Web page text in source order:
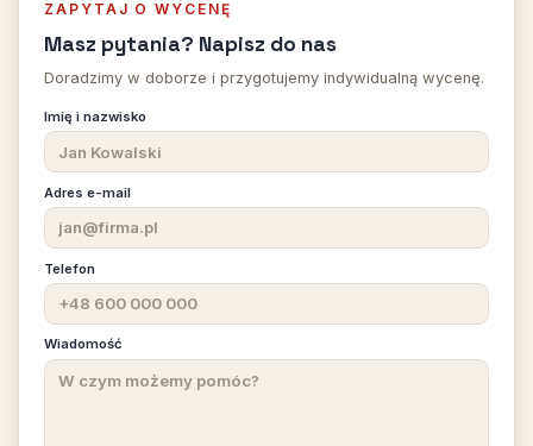
ZAPYTAJ O WYCENĘ
Masz pytania? Napisz do nas
Doradzimy w doborze i przygotujemy indywidualną wycenę.
Imię i nazwisko
Adres e-mail
Telefon
Wiadomość